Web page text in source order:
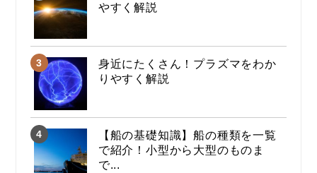
やすく解説
身近にたくさん！プラズマをわか
りやすく解説
【船の基礎知識】船の種類を一覧
で紹介！小型から大型のものま
で...